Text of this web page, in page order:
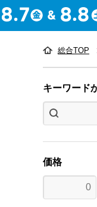
総合TOP
キーワード
価格